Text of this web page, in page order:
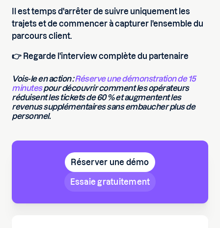
Il est temps d'arrêter de suivre uniquement les
trajets et de commencer à capturer l'ensemble du
parcours client.
👉 Regarde l'interview complète du partenaire
Vois-le en action :Réserve une démonstration de 15
minutespour découvrir comment les opérateurs
réduisent les tickets de 60 % et augmentent les
revenus supplémentaires sans embaucher plus de
personnel.
Réserver une démo
Essaie gratuitement